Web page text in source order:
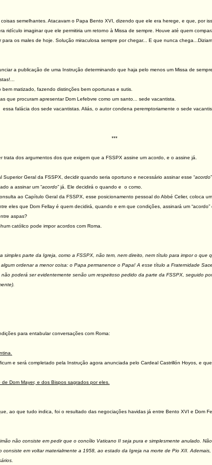
semelhantes. Atacavam o Papa Bento XVI, dizendo que ele era herege, e que, por
ridículo imaginar que ele permitiria um retorno à Missa de sempre. Houve até quem
os males de hoje. Solução miraculosa sempre por chegar... E que nunca
a publicação de uma Instrução determinando que haja pelo menos um Missa de
matizado, fazendo distinções bem oportunas e sutis.
que procuram apresentar Dom Lefebvre como um santo... sede vacantista.
falácia dos sede vacantistas. Aliás, o autor condena peremptoriamente o sede
***
dos argumentos dos que exigem que a FSSPX assine um acordo, e o assine já.
Geral da FSSPX, decidir quando seria oportuno e necessário assinar esse “acordo
a assinar um “acordo” já. Ele decidirá o quando e o como.
ao Capítulo Geral da FSSPX, esse posicionamento pessoal do Abbé Celier, coloca
eles que Dom Fellay é quem decidirá, quando e em que condições, assinará um “acordo”
aspas?
católico pode impor acordos com Roma.
simples parte da Igreja, como a FSSPX, não tem, nem direito, nem título para impor o que
ordenar a menor coisa: o Papa permanence o Papa! A esse título a Fraternidade
poderá ser evidentemente senão um respeitoso pedido da parte da FSSPX, seguido
para entabular conversações com Roma:
e será completado pela Instrução agora anunciada pelo Cardeal Castrillón Hoyos, e
Dom Mayer, e dos Bispos sagrados por eles.
ao que tudo indica, foi o resultado das negociações havidas já entre Bento XVI e Dom
não consiste em pedir que o concílio Vaticano II seja pura e simplesmente anulado.
em voltar materialmente a 1958, ao estado da Igreja na morte de Pio XII.